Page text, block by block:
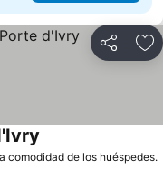
Compartir
comodidad de los huéspedes.